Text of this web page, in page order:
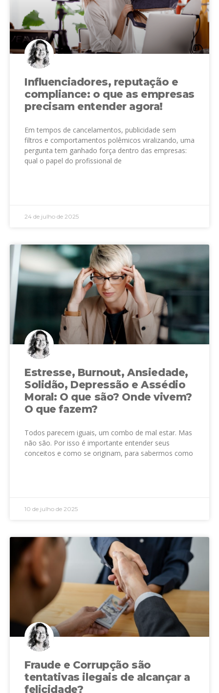
Influenciadores, reputação e
compliance: o que as empresas
precisam entender agora!
Em tempos de cancelamentos, publicidade sem
filtros e comportamentos polêmicos viralizando, uma
pergunta tem ganhado força dentro das empresas:
qual o papel do profissional de
24 de julho de 2025
Estresse, Burnout, Ansiedade,
Solidão, Depressão e Assédio
Moral: O que são? Onde vivem?
O que fazem?
Todos parecem iguais, um combo de mal estar. Mas
não são. Por isso é importante entender seus
conceitos e como se originam, para sabermos como
10 de julho de 2025
Fraude e Corrupção são
tentativas ilegais de alcançar a
felicidade?